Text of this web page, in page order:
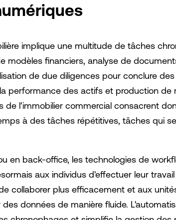
implique une multitude de tâches
modèles financiers, analyse de
de due diligences pour conclure des
performance des actifs et production de
de l'immobilier commercial consacrent
à des tâches répétitives, tâches qui
en back-office, les technologies de
aux individus d'effectuer leur
collaborer plus efficacement et aux
données de manière fluide.